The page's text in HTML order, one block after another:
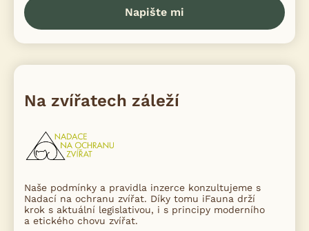
Napište mi
Na zvířatech záleží
Naše podmínky a pravidla inzerce konzultujeme s
Nadací na ochranu zvířat. Díky tomu iFauna drží
krok s aktuální legislativou, i s principy moderního
a etického chovu zvířat.